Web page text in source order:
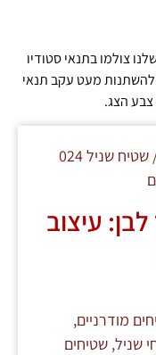
צולמו בתנאי סטודיו
להשתנות מעט עקב תנאי
הצג.
/ שטיח שניל 024
שחור לבן: עיצוב
מודרניים,
שניל, שטיחים